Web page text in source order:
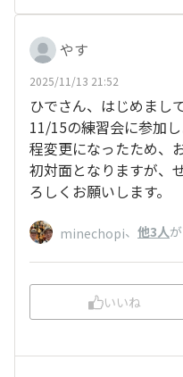
Additionally, for
ir intention to
athon 2025
they cancel on the
the participation fee.
I’m looking forward
u, Miwako-san😍✨
やす
2025/11/13 21:52
ひでさん、はじめまし
11/15の練習会に参加
程変更になったため、
初対面となりますが、
ろしくお願いします。
minechopi、 他3人
いいね